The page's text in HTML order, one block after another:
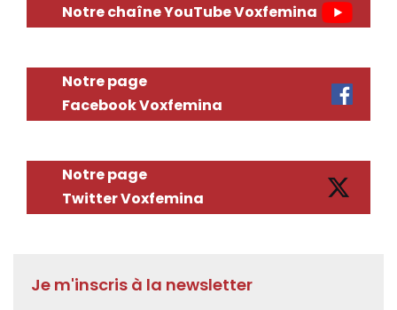
Notre chaîne YouTube Voxfemina
Notre page
Facebook Voxfemina
Notre page
Twitter Voxfemina
Je m'inscris à la newsletter